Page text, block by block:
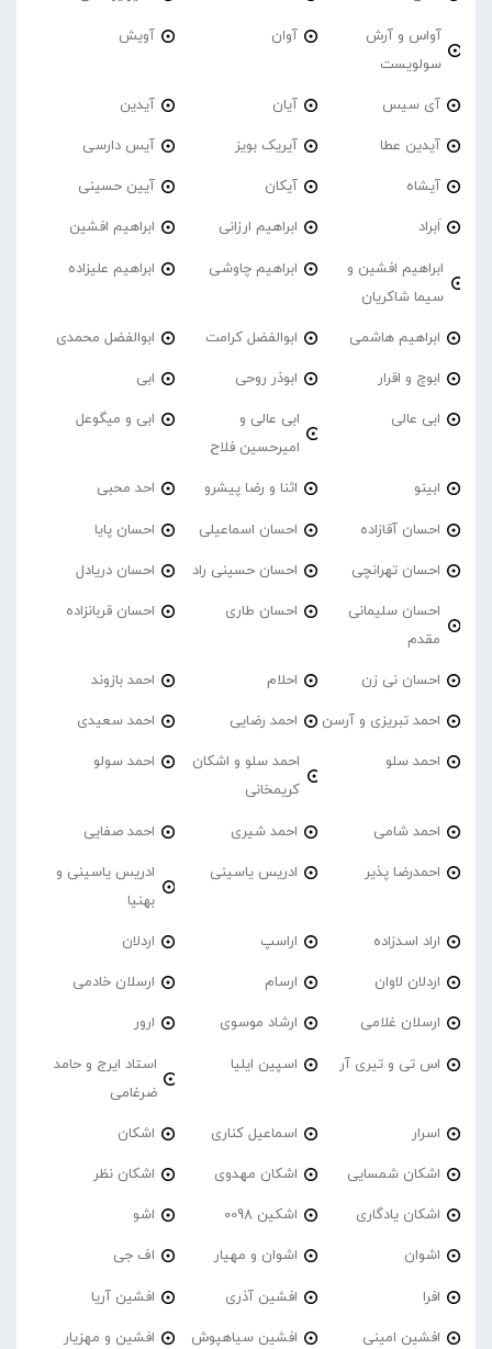
آواس و آرش
سولویست
آوان آویش
آی سیس آیان آیدین
آیدین عطا آیریک بویز آیس دارسی
آیشاه آیکان آیین حسینی
اَبراد ابراهیم ارزانی ابراهیم افشین
ابراهیم افشین و
سیما شاکریان
ابراهیم چاوشی ابراهیم علیزاده
ابراهیم هاشمی ابوالفضل کرامت ابوالفضل محمدی
ابوچ و اقرار ابوذر روحی ابی
ابی عالی
ابی عالی و
امیرحسین فلاح
ابی و میگوعل
ابینو اثنا و رضا پیشرو احد محبی
احسان آقازاده احسان اسماعیلی احسان پایا
احسان تهرانچی احسان حسینی راد احسان دریادل
احسان سلیمانی
مقدم
احسان طاری احسان قربانزاده
احسان نی زن احلام احمد بازوند
احمد تبریزی و آرسن احمد‌ رضایی احمد سعیدی
احمد سلو
احمد سلو و اشکان
کریمخانی
احمد سولو
احمد شامی احمد شیری احمد صفایی
احمدرضا پذیر ادریس یاسینی
ادریس یاسینی و
بهنیا
اراد اسدزاده اراسپ اردلان
اردلان لاوان ارسام ارسلان خادمی
ارسلان غلامی ارشاد موسوی ارور
اس تی و تیری آر اسپین ایلیا
استاد ایرج و حامد
ضرغامی
اسرار اسماعیل کناری اشکان
اشکان شمسایی اشکان مهدوی اشکان نظر
اشکان یادگاری اشکین 0098 اشو
اشوان اشوان و مهیار اف جی
افرا افشین آذری افشین آریا
افشین امینی افشین سیاهپوش افشین و مهزیار